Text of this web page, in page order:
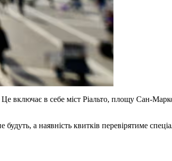
Це включає в себе міст Ріальто, площу Сан-
а наявність квитків перевірятиме